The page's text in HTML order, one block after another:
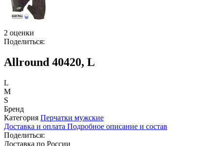
2 оценки
Поделиться:
Allround 40420, L
L
M
S
Бренд
Категория Перчатки мужские
Доставка и оплата Подробное описание и состав
Поделиться:
Доставка по России